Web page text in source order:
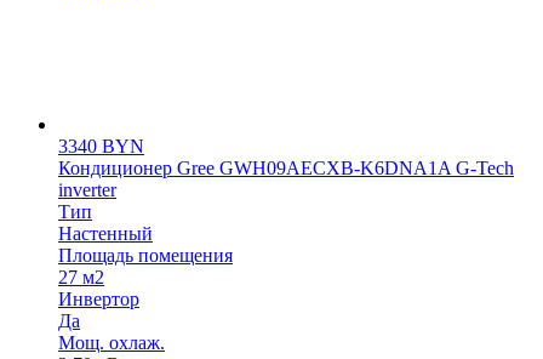
3340 BYN
Кондиционер Gree GWH09AECXB-K6DNA1A G-Tech
inverter
Тип
Настенный
Площадь помещения
27 м2
Инвертор
Да
Мощ. охлаж.